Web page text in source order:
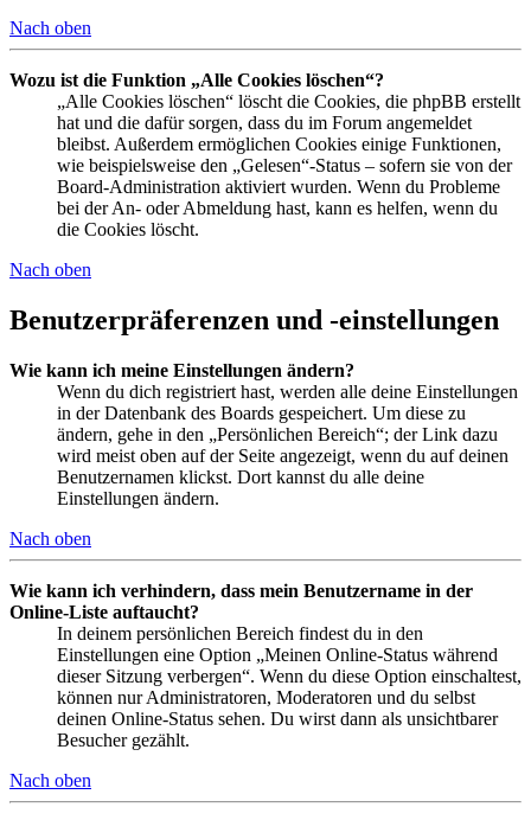
Nach oben
Wozu ist die Funktion „Alle Cookies löschen“?
„Alle Cookies löschen“ löscht die Cookies, die phpBB erstellt
hat und die dafür sorgen, dass du im Forum angemeldet
bleibst. Außerdem ermöglichen Cookies einige Funktionen,
wie beispielsweise den „Gelesen“-Status – sofern sie von der
Board-Administration aktiviert wurden. Wenn du Probleme
bei der An- oder Abmeldung hast, kann es helfen, wenn du
die Cookies löscht.
Nach oben
Benutzerpräferenzen und -einstellungen
Wie kann ich meine Einstellungen ändern?
Wenn du dich registriert hast, werden alle deine Einstellungen
in der Datenbank des Boards gespeichert. Um diese zu
ändern, gehe in den „Persönlichen Bereich“; der Link dazu
wird meist oben auf der Seite angezeigt, wenn du auf deinen
Benutzernamen klickst. Dort kannst du alle deine
Einstellungen ändern.
Nach oben
Wie kann ich verhindern, dass mein Benutzername in der
Online-Liste auftaucht?
In deinem persönlichen Bereich findest du in den
Einstellungen eine Option „Meinen Online-Status während
dieser Sitzung verbergen“. Wenn du diese Option einschaltest,
können nur Administratoren, Moderatoren und du selbst
deinen Online-Status sehen. Du wirst dann als unsichtbarer
Besucher gezählt.
Nach oben